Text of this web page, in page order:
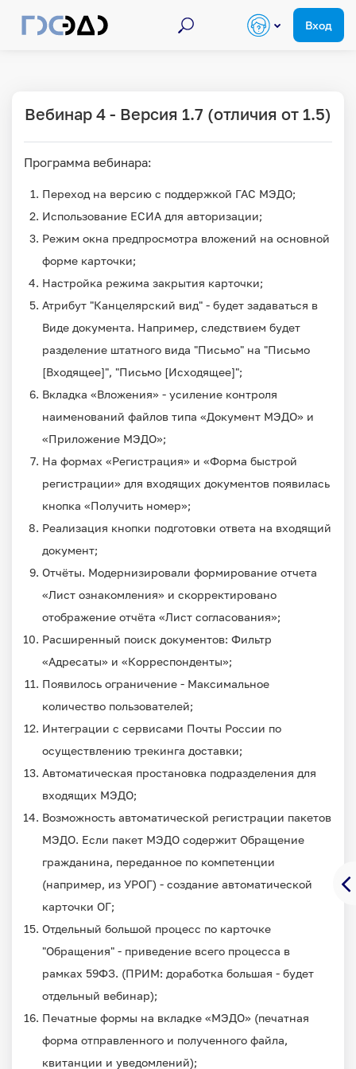
Вход
Вебинар 4 - Версия 1.7 (отличия от 1.5)
Программа вебинара:
Переход на версию с поддержкой ГАС МЭДО;
Использование ЕСИА для авторизации;
Режим окна предпросмотра вложений на основной
форме карточки;
Настройка режима закрытия карточки;
Атрибут "Канцелярский вид" - будет задаваться в
Виде документа. Например, следствием будет
разделение штатного вида "Письмо" на "Письмо
[Входящее]", "Письмо [Исходящее]";
Вкладка «Вложения» - усиление контроля
наименований файлов типа «Документ МЭДО» и
«Приложение МЭДО»;
На формах «Регистрация» и «Форма быстрой
регистрации» для входящих документов появилась
кнопка «Получить номер»;
Реализация кнопки подготовки ответа на входящий
документ;
Отчёты. Модернизировали формирование отчета
«Лист ознакомления» и скорректировано
отображение отчёта «Лист согласования»;
Расширенный поиск документов: Фильтр
«Адресаты» и «Корреспонденты»;
Появилось ограничение - Максимальное
количество пользователей;
Интеграции с сервисами Почты России по
осуществлению трекинга доставки;
Автоматическая простановка подразделения для
входящих МЭДО;
Возможность автоматической регистрации пакетов
МЭДО. Если пакет МЭДО содержит Обращение
гражданина, переданное по компетенции
(например, из УРОГ) - создание автоматической
карточки ОГ;
Отдельный большой процесс по карточке
"Обращения" - приведение всего процесса в
рамках 59ФЗ. (ПРИМ: доработка большая - будет
отдельный вебинар);
Печатные формы на вкладке «МЭДО» (печатная
форма отправленного и полученного файла,
квитанции и уведомлений);